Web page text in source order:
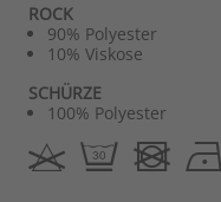
ROCK
90% Polyester
10% Viskose
SCHÜRZE
100% Polyester